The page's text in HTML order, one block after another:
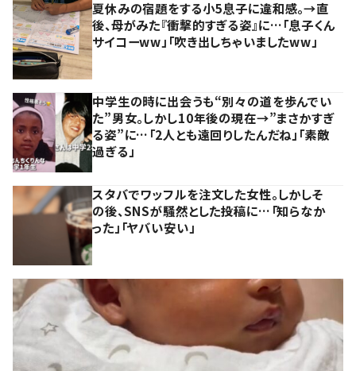
夏休みの宿題をする小5息子に違和感。→直
後、母がみた『衝撃的すぎる姿』に…「息子くん
サイコーww」「吹き出しちゃいましたww」
中学生の時に出会うも“別々の道を歩んでい
た”男女。しかし10年後の現在→”まさかすぎ
る姿”に…「2人とも遠回りしたんだね」「素敵
過ぎる」
スタバでワッフルを注文した女性。しかしそ
の後、SNSが騒然とした投稿に…「知らなか
った」「ヤバい安い」